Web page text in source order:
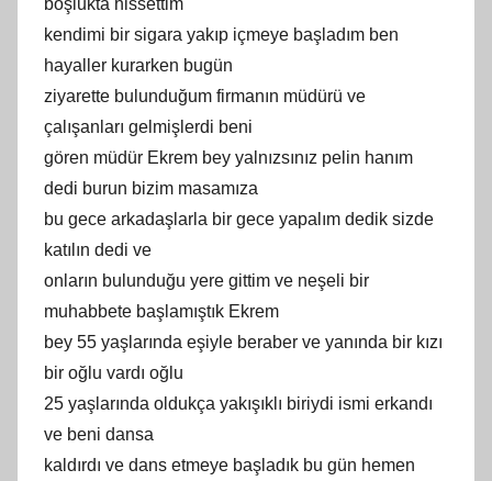
kendimi bir sigara yakıp içmeye başladım ben
hayaller kurarken bugün
ziyarette bulunduğum firmanın müdürü ve
çalışanları gelmişlerdi beni
gören müdür Ekrem bey yalnızsınız pelin hanım
dedi burun bizim masamıza
bu gece arkadaşlarla bir gece yapalım dedik sizde
katılın dedi ve
onların bulunduğu yere gittim ve neşeli bir
muhabbete başlamıştık Ekrem
bey 55 yaşlarında eşiyle beraber ve yanında bir kızı
bir oğlu vardı oğlu
25 yaşlarında oldukça yakışıklı biriydi ismi erkandı
ve beni dansa
kaldırdı ve dans etmeye başladık bu gün hemen